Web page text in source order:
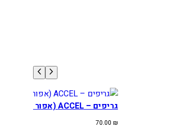
גריפים – ACCEL (אפור כתום)
70.00 ₪